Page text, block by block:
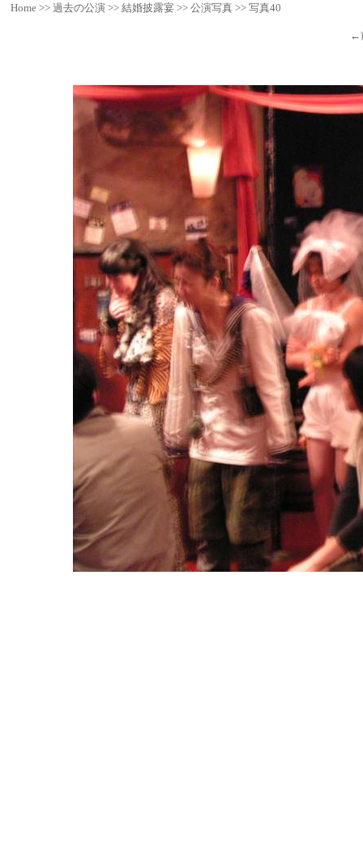
Home >> 過去の公演 >> 結婚披露宴 >> 公演写真 >> 写真40
←